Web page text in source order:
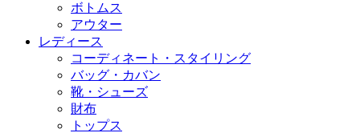
ボトムス
アウター
レディース
コーディネート・スタイリング
バッグ・カバン
靴・シューズ
財布
トップス